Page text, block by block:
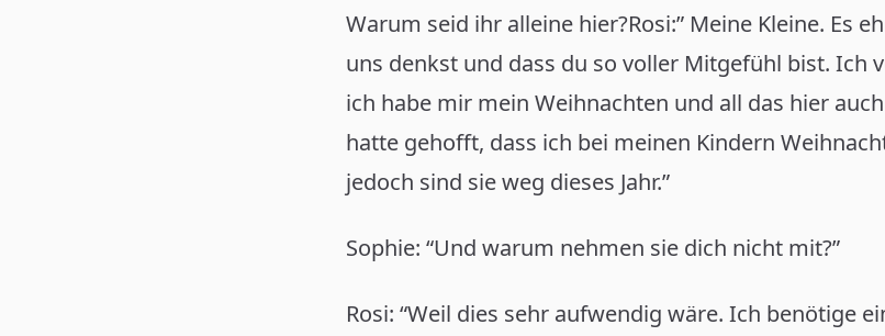
Warum seid ihr alleine hier?Rosi:” Meine Kleine. Es
uns denkst und dass du so voller Mitgefühl bist. Ich
ich habe mir mein Weihnachten und all das hier
hatte gehofft, dass ich bei meinen Kindern
jedoch sind sie weg dieses Jahr.”
Sophie: “Und warum nehmen sie dich nicht mit?”
Rosi: “Weil dies sehr aufwendig wäre. Ich benötige